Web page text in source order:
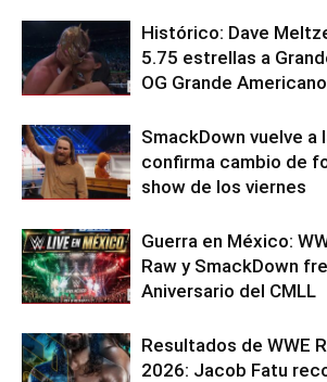
Histórico: Dave
5.75 estrellas a
OG Grande Americano
SmackDown vuelve a
confirma cambio de
show de los viernes
Guerra en México:
Raw y SmackDown
Aniversario del CMLL
Resultados de WWE
2026: Jacob Fatu